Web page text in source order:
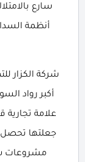
سارع
أكبر رواد
علامة
جعلتها تحصل
مشروعات